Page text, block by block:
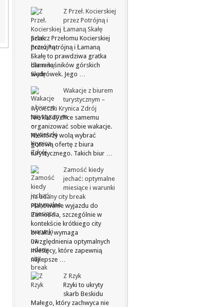
Z Przeł. Kocierskiej
przez Potrójną i
Łamaną Skałę
Szlak z Przełomu Kocierskiej
przez Potrójną i Łamaną
Skałę to prawdziwa gratka
dla miłośników górskich
wędrówek. Jego …
Wakacje z biurem
turystycznym –
wycieczki Krynica Zdrój
Nie każdy chce samemu
organizować sobie wakacje.
Niektórzy wolą wybrać
gotową ofertę z biura
turystycznego. Takich biur …
Zamość kiedy
jechać: optymalne
miesiące i warunki
na udany city break
Planowanie wyjazdu do
Zamościa, szczególnie w
kontekście krótkiego city
breaku, wymaga
uwzględnienia optymalnych
miesięcy, które zapewnią
najlepsze …
Z Rzyk
Rzyki to ukryty
skarb Beskidu
Małego, który zachwyca nie